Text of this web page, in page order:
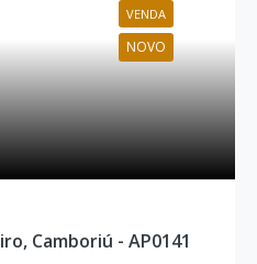
VENDA
NOVO
Camboriú - AP0141